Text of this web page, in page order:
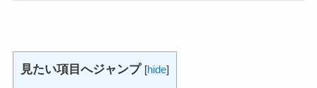
見たい項目へジャンプ [hide]